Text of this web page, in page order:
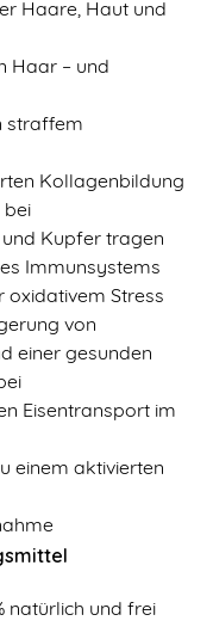
Haare, Haut und
Haar – und
straffem
Kollagenbildung
bei
und Kupfer tragen
Immunsystems
oxidativem Stress
von
einer gesunden
Eisentransport im
einem aktivierten
natürlich und frei